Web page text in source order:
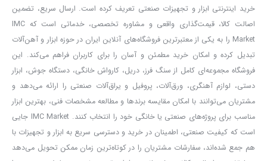
خرید اینترنتی ابزار و تجهیزات صنعتی تعریف کرده است. ارسال سریع، تضمین
اصالت کالا، قیمت‌گذاری واقعی و مشاوره تخصصی، خدماتی است که IMC
Market را به یکی از معتبرترین فروشگاه‌های آنلاین ایران در حوزه ابزار و آهن‌آلات
تبدیل کرده و امکان خرید مطمئن و آسان را برای کاربران فراهم می‌کند. این
فروشگاه مجموعه‌ای کامل از سنگ فرز، دریل، کارواش خانگی، دستگاه جوش، ابزار
دستی، لوازم آهنگری، ورق‌آلات، پروفیل و یراق‌آلات صنعتی را ارائه می‌دهد و
مشتریان می‌توانند با امکان مقایسه برندها و مطالعه مشخصات فنی، بهترین ابزار
مناسب برای پروژه‌های صنعتی یا خانگی خود را انتخاب کنند. IMC Market جایی
است که کیفیت صنعتی، اطمینان در خرید و دسترسی سریع به ابزار و تجهیزات با
هم جمع شده‌اند، سفارشات مشتریان را در کوتاه‌ترین زمان ممکن تحویل می‌دهد